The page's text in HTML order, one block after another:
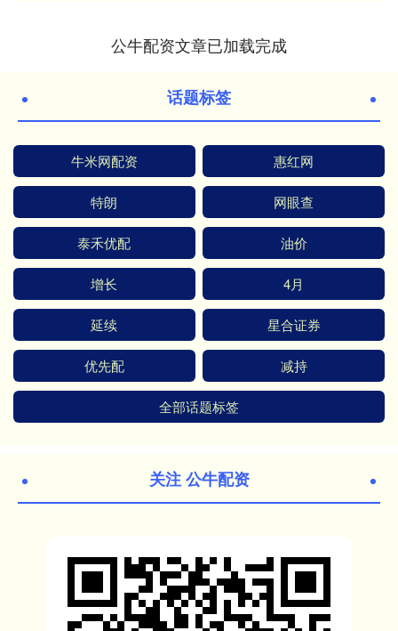
公牛配资文章已加载完成
话题标签
牛米网配资 惠红网
特朗 网眼查
泰禾优配 油价
增长 4月
延续 星合证券
优先配 减持
全部话题标签
关注 公牛配资